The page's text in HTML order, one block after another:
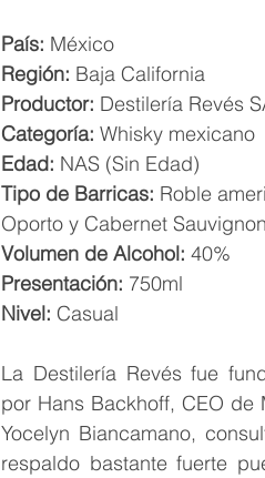
País: México
Región: Baja California
Productor: Destilería Revés
Categoría: Whisky mexicano
Edad: NAS (Sin Edad)
Tipo de Barricas: Roble
Oporto y Cabernet Sauvignon
Volumen de Alcohol: 40%
Presentación: 750ml
Nivel: Casual
La Destilería Revés fue
por Hans Backhoff, CEO de
Yocelyn Biancamano,
respaldo bastante fuerte